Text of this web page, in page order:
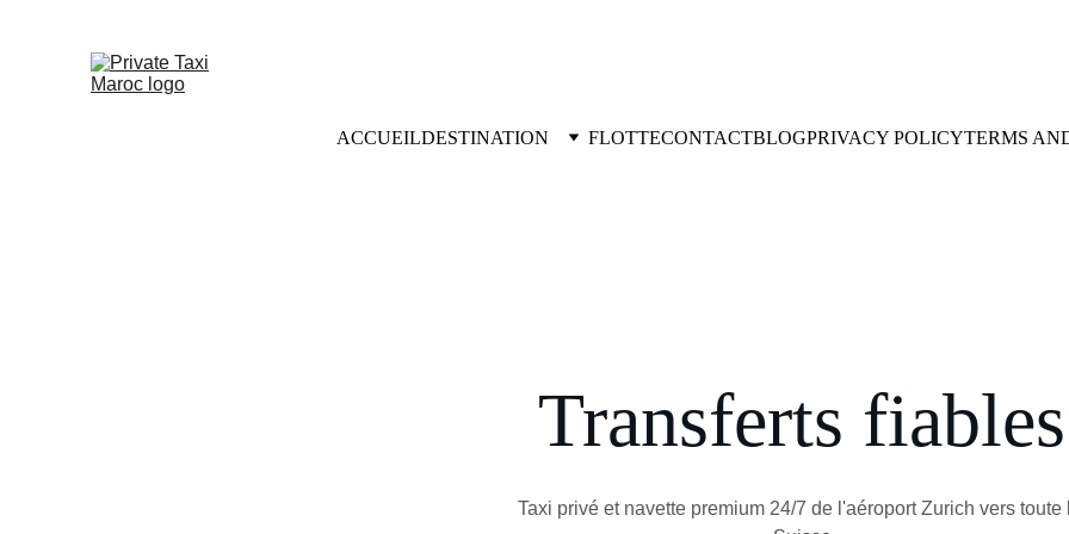
ACCUEILDESTINATION FLOTTECONTACTBLOGPRIVACY POLICYTERMS
Transferts fiables
Taxi privé et navette premium 24/7 de l'aéroport Zurich vers toute